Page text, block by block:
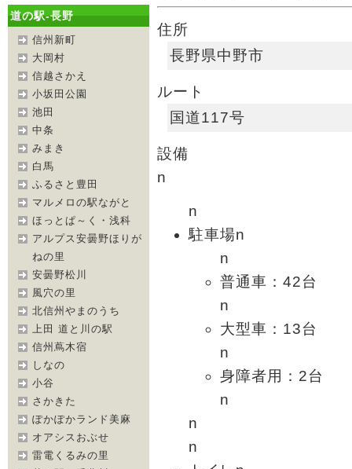
道の駅-長野
信州新町
大岡村
信越さかえ
小坂田公園
池田
中条
みまき
白馬
ふるさと豊田
マルメロの駅ながと
ほっとぱ～く・浅科
アルプス安曇野ほりが
ねの里
安曇野松川
風穴の里
北信州やまのうち
上田 道と川の駅
信州蔦木宿
しなの
小谷
さかきた
ぽかぽかランド美麻
オアシスおぶせ
雷電くるみの里
住所
長野県中野市
ルート
国道117号
設備
n
n
駐車場n
n
普通車：42台
n
大型車：13台
n
身障者用：2台
n
n
n